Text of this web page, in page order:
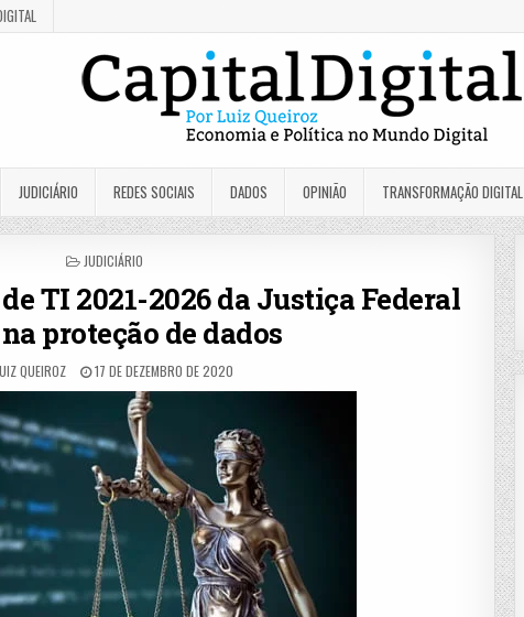
JUDICIÁRIO REDES SOCIAIS DADOS OPINIÃO TRANSFORMAÇÃO DIGITAL
POSTED
JUDICIÁRIO
TI 2021-2026 da Justiça Federal
proteção de dados
QUEIROZ 17 DE DEZEMBRO DE 2020